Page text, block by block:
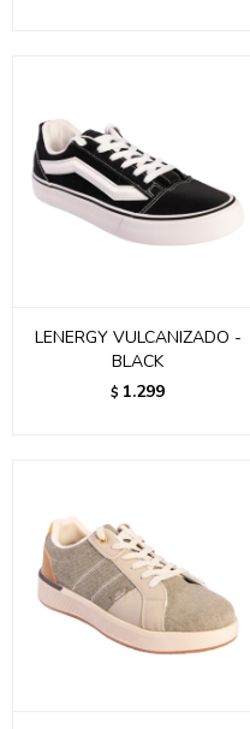
LENERGY VULCANIZADO -
BLACK
$ 1.299